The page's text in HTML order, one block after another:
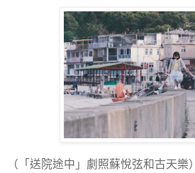
（「送院途中」劇照蘇悅弦和古天樂）